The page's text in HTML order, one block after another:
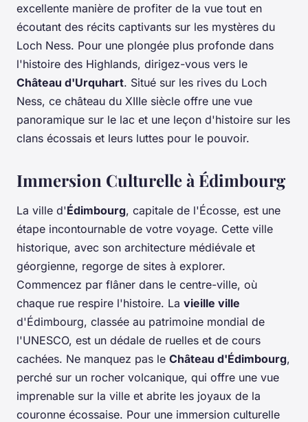
excellente manière de profiter de la vue tout en
écoutant des récits captivants sur les mystères du
Loch Ness. Pour une plongée plus profonde dans
l'histoire des Highlands, dirigez-vous vers le
Château d'Urquhart. Situé sur les rives du Loch
Ness, ce château du XIIIe siècle offre une vue
panoramique sur le lac et une leçon d'histoire sur les
clans écossais et leurs luttes pour le pouvoir.
Immersion Culturelle à Édimbourg
La ville d'Édimbourg, capitale de l'Écosse, est une
étape incontournable de votre voyage. Cette ville
historique, avec son architecture médiévale et
géorgienne, regorge de sites à explorer.
Commencez par flâner dans le centre-ville, où
chaque rue respire l'histoire. La vieille ville
d'Édimbourg, classée au patrimoine mondial de
l'UNESCO, est un dédale de ruelles et de cours
cachées. Ne manquez pas le Château d'Édimbourg,
perché sur un rocher volcanique, qui offre une vue
imprenable sur la ville et abrite les joyaux de la
couronne écossaise. Pour une immersion culturelle